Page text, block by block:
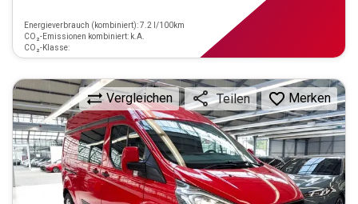
Energieverbrauch (kombiniert): 7.2 l/100km
CO₂-Emissionen kombiniert: k.A.
CO₂-Klasse:
Vergleichen Teilen Merken